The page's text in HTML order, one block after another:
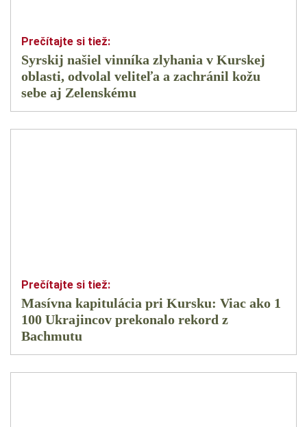
Syrskij našiel vinníka zlyhania v Kurskej
oblasti, odvolal veliteľa a zachránil kožu
sebe aj Zelenskému
Masívna kapitulácia pri Kursku: Viac ako 1
100 Ukrajincov prekonalo rekord z
Bachmutu